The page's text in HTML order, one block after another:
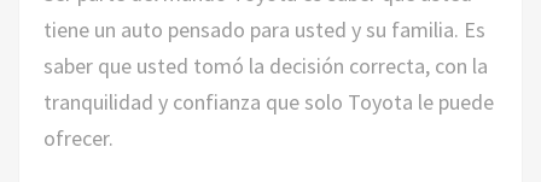
tiene un auto pensado para usted y su familia. Es
saber que usted tomó la decisión correcta, con la
tranquilidad y confianza que solo Toyota le puede
ofrecer.